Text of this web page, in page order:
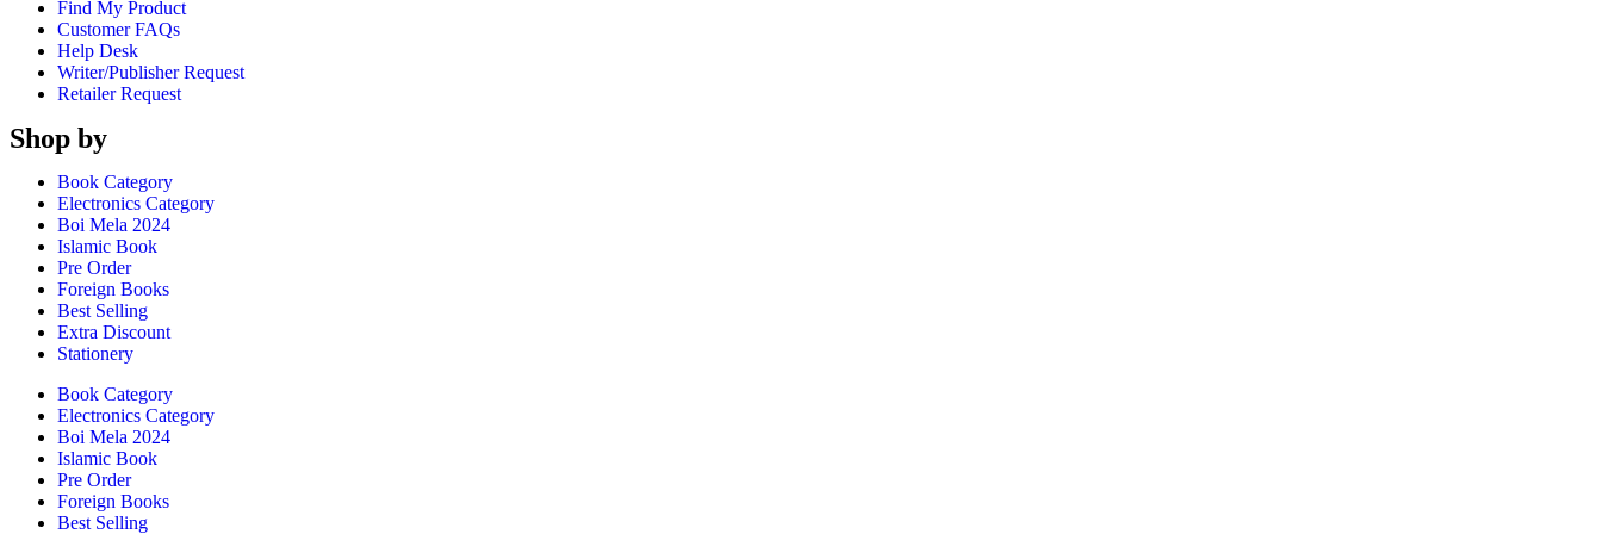
Find My Product
Customer FAQs
Help Desk
Writer/Publisher Request
Retailer Request
Shop by
Book Category
Electronics Category
Boi Mela 2024
Islamic Book
Pre Order
Foreign Books
Best Selling
Extra Discount
Stationery
Book Category
Electronics Category
Boi Mela 2024
Islamic Book
Pre Order
Foreign Books
Best Selling